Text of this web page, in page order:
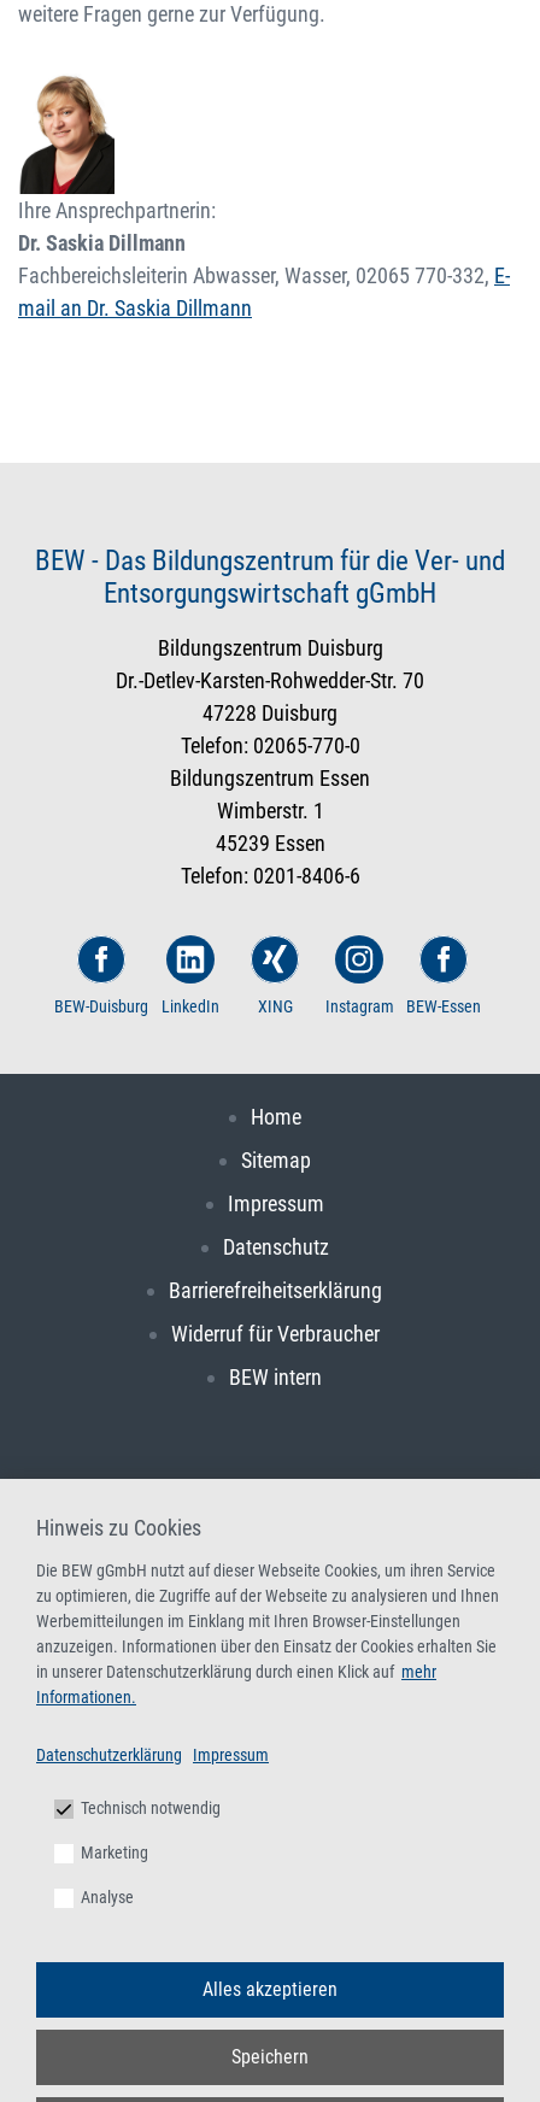
weitere Fragen gerne zur Verfügung.
Ihre Ansprechpartnerin:
Dr. Saskia Dillmann
Fachbereichsleiterin Abwasser, Wasser, 02065 770-332, E-
mail an Dr. Saskia Dillmann
BEW - Das Bildungszentrum für die Ver- und
Entsorgungswirtschaft gGmbH
Bildungszentrum Duisburg
Dr.-Detlev-Karsten-Rohwedder-Str. 70
47228 Duisburg
Telefon: 02065-770-0
Bildungszentrum Essen
Wimberstr. 1
45239 Essen
Telefon: 0201-8406-6
BEW-Duisburg LinkedIn XING Instagram BEW-Essen
Home
Sitemap
Impressum
Datenschutz
Barrierefreiheitserklärung
Widerruf für Verbraucher
BEW intern
Hinweis zu Cookies
Die BEW gGmbH nutzt auf dieser Webseite Cookies, um ihren Service
zu optimieren, die Zugriffe auf der Webseite zu analysieren und Ihnen
Werbemitteilungen im Einklang mit Ihren Browser-Einstellungen
anzuzeigen. Informationen über den Einsatz der Cookies erhalten Sie
in unserer Datenschutzerklärung durch einen Klick auf mehr
Informationen.
Datenschutzerklärung Impressum
Technisch notwendig
Marketing
Analyse
Alles akzeptieren
Speichern